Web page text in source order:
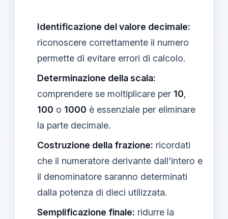
Identificazione del valore decimale:
riconoscere correttamente il numero
permette di evitare errori di calcolo.
Determinazione della scala:
comprendere se moltiplicare per 10,
100 o 1000 è essenziale per eliminare
la parte decimale.
Costruzione della frazione: ricordati
che il numeratore derivante dall'intero e
il denominatore saranno determinati
dalla potenza di dieci utilizzata.
Semplificazione finale: ridurre la